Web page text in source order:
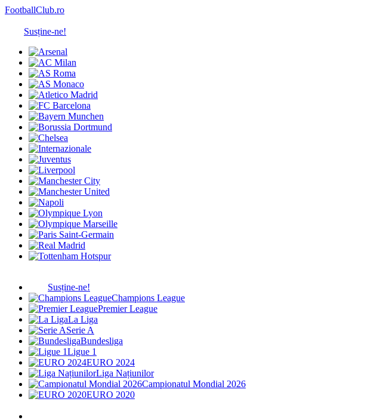
FootballClub.ro
Susține-ne!
Susține-ne!
Champions League
Premier League
La Liga
Serie A
Bundesliga
Ligue 1
EURO 2024
Liga Națiunilor
Campionatul Mondial 2026
EURO 2020